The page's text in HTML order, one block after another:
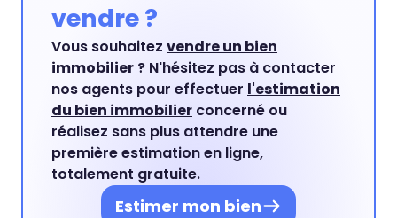
vendre ?
Vous souhaitez vendre un bien
immobilier ? N'hésitez pas à contacter
nos agents pour effectuer l'estimation
du bien immobilier concerné ou
réalisez sans plus attendre une
première estimation en ligne,
totalement gratuite.
Estimer mon bien